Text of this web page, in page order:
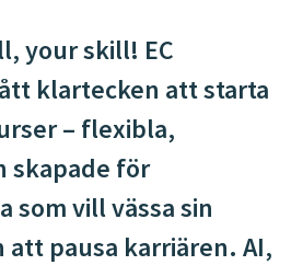
n
y
t
t
f
ö
n
s
t
your skill! EC
klartecken att starta
– flexibla,
skapade för
som vill vässa sin
pausa karriären. AI,